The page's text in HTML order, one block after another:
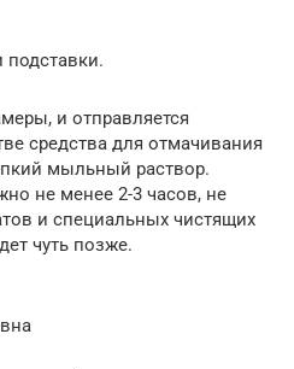
и отправляется
средства для отмачивания
мыльный раствор.
не менее 2-3 часов, не
и специальных чистящих
чуть позже.